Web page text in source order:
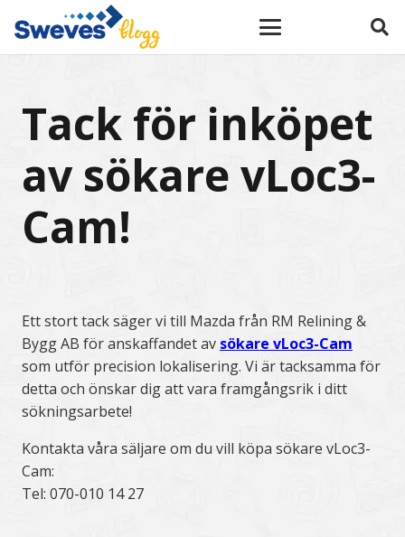
Tack för inköpet
av sökare vLoc3-
Cam!
Ett stort tack säger vi till Mazda från RM Relining &
Bygg AB för anskaffandet av sökare vLoc3-Cam
som utför precision lokalisering. Vi är tacksamma för
detta och önskar dig att vara framgångsrik i ditt
sökningsarbete!
Kontakta våra säljare om du vill köpa sökare vLoc3-
Cam:
Tel: 070-010 14 27